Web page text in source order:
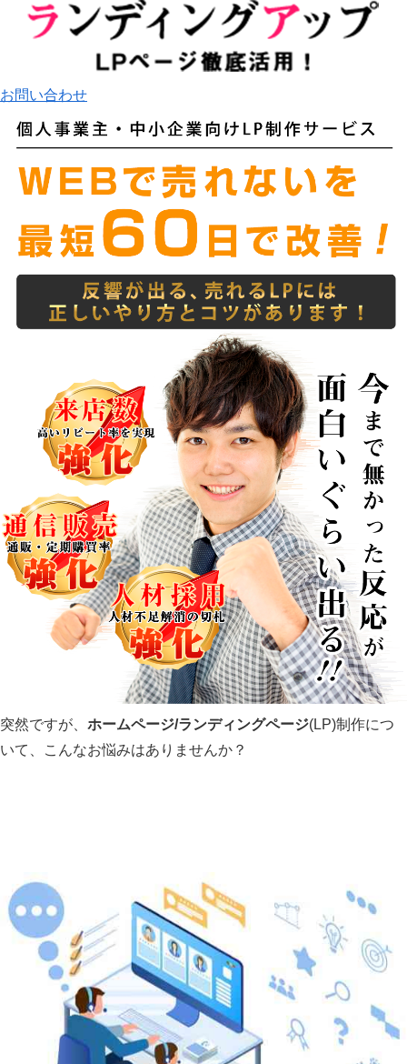
お問い合わせ
突然ですが、 ホームページ/ランディングページ(LP)制作につ
いて、こんなお悩みはありませんか？